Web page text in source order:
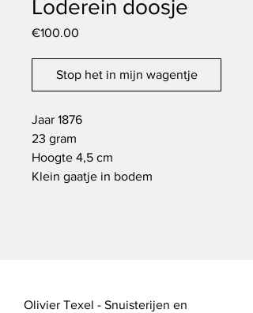
Loderein doosje
€100.00
Stop het in mijn wagentje
Jaar 1876
23 gram
Hoogte 4,5 cm
Klein gaatje in bodem
Olivier Texel - Snuisterijen en